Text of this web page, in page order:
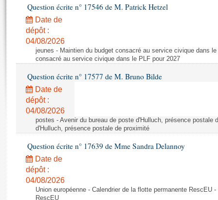
Projets de loi
Propositions de loi
Amendements
Textes adoptés
Rapports législatifs
Rapports sur l'application des lois
Baromètre de l’application des lois
Dossiers législatifs
Budget et sécurité sociale
Questions écrites et orales
Comptes rendus des débats
Histoire
Juniors
Anciennes législatures
Contacts et plan d'accès
Photos libres de droit
Question écrite n° 17546 de M. Patrick Hetzel
Date de
dépôt :
04/08/2026
jeunes - Maintien du budget consacré au service civique dans
consacré au service civique dans le PLF pour 2027
Question écrite n° 17577 de M. Bruno Bilde
Date de
dépôt :
04/08/2026
postes - Avenir du bureau de poste d'Hulluch, présence postale
d'Hulluch, présence postale de proximité
Question écrite n° 17639 de Mme Sandra Delannoy
Date de
dépôt :
04/08/2026
Union européenne - Calendrier de la flotte permanente RescEU
RescEU